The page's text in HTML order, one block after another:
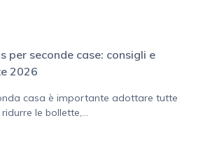
per seconde case: consigli e
2026
casa è importante adottare tutte
le bollette,...